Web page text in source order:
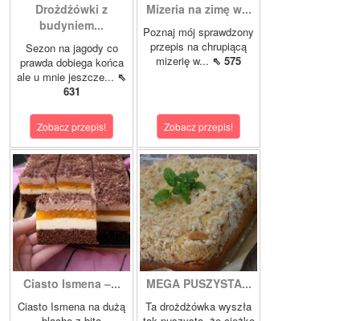
Drożdżówki z
budyniem...
Sezon na jagody co
prawda dobiega końca
ale u mnie jeszcze... ⇖
631
Zobacz przepis!
Mizeria na zimę w...
Poznaj mój sprawdzony
przepis na chrupiącą
mizerię w... ⇖ 575
Zobacz przepis!
Ciasto Ismena –...
Ciasto Ismena na dużą
MEGA PUSZYSTA...
Ta drożdżówka wyszła